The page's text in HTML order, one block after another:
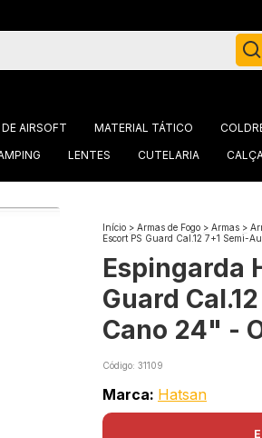
AIRSOFT MATERIAL TÁTICO
LENTES CUTELARIA
Início > Armas de Fogo > Armas >
Escort PS Guard Cal.12 7+1 Semi-
Espingarda
Guard
Cano 24" -
Código: 31109
Marca: Hatsan